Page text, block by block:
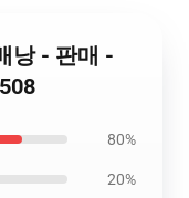
낭 - 판매 -
80%
20%